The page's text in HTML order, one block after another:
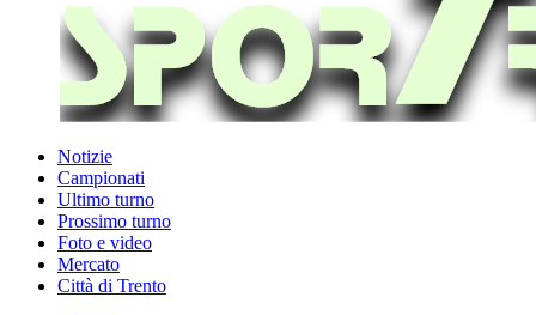
Notizie
Campionati
Ultimo turno
Prossimo turno
Foto e video
Mercato
Città di Trento